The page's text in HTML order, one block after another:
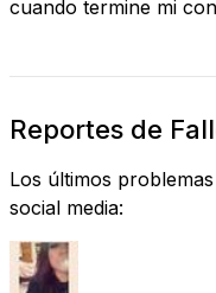
cuando termine mi
Reportes de
Los últimos
social media: